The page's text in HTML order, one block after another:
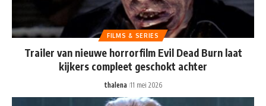
FILMS & SERIES
Trailer van nieuwe horrorfilm Evil Dead Burn laat
kijkers compleet geschokt achter
thalena 11 mei 2026